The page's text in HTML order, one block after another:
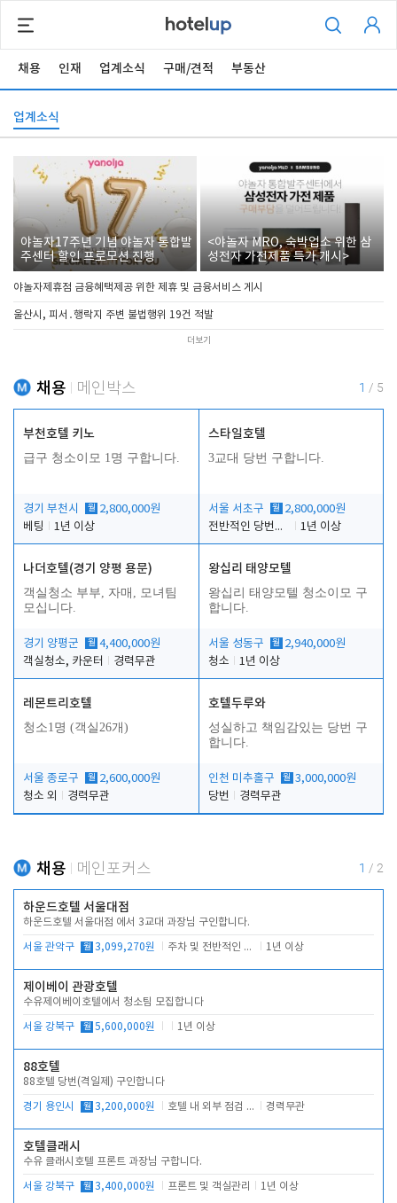
채용 인재 업계소식 구매/견적 부동산
업계소식
야놀자17주년 기념 야놀자 통합발
주센터 할인 프로모션 진행
<야놀자 MRO, 숙박업소 위한 삼
성전자 가전제품 특가 개시>
야놀자제휴점 금융혜택제공 위한 제휴 및 금융서비스 게시
울산시, 피서․행락지 주변 불법행위 19건 적발
더보기
채용 메인박스 1 / 5
부천호텔 키노
급구 청소이모 1명 구합니다.
경기 부천시 월 2,800,000원
베팅
1년 이상
스타일호텔
3교대 당번 구합니다.
서울 서초구 월 2,800,000원
전반적인 당번업무
1년 이상
나더호텔(경기 양평 용문)
객실청소 부부, 자매, 모녀팀
모십니다.
경기 양평군 월 4,400,000원
객실청소, 카운터
경력무관
왕십리 태양모텔
왕십리 태양모텔 청소이모 구
합니다.
서울 성동구 월 2,940,000원
청소
1년 이상
레몬트리호텔
청소1명 (객실26개)
서울 종로구 월 2,600,000원
청소 외
경력무관
호텔두루와
성실하고 책임감있는 당번 구
합니다.
인천 미추홀구 월 3,000,000원
당번
경력무관
채용 메인포커스 1 / 2
하운드호텔 서울대점
하운드호텔 서울대점 에서 3교대 과장님 구인합니다.
서울 관악구 월 3,099,270원 주차 및 전반적인 당번업무 1년 이상
제이베이 관광호텔
수유제이베이호텔에서 청소팀 모집합니다
서울 강북구 월 5,600,000원 1년 이상
88호텔
88호텔 당번(격일제) 구인합니다
경기 용인시 월 3,200,000원 호텔 내 외부 점검 및 프런트 운영 경력무관
호텔클래시
수유 클래시호텔 프론트 과장님 구합니다.
서울 강북구 월 3,400,000원 프론트 및 객실관리 1년 이상